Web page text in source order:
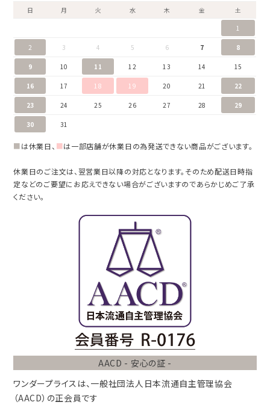
日 月 火 水 木 金
土
1
2 3 4 5 6 7 8
9 10 11 12 13 14 15
16 17 18 19 20 21 22
23 24 25 26 27 28 29
30 31
■は休業日、 ■は一部店舗が休業日の為発送できない商品がございます。
休業日のご注文は、翌営業日以降の対応となります。そのため配送日時指
定などのご要望にお応えできない場合がございますのであらかじめご了承
ください。
AACD - 安心の証 -
ワンダープライスは、 一般社団法人 日本流通自主管理協会
（AACD） の正会員です